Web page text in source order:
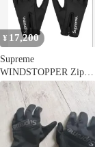
¥ 17,200
Supreme
WINDSTOPPER Zip
Gloves "Black"